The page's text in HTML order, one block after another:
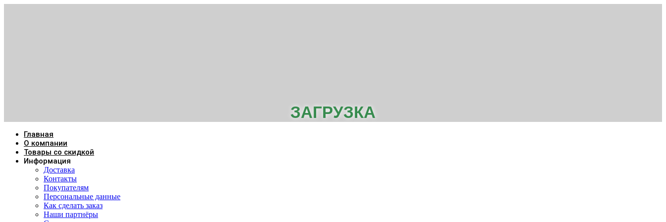
ЗАГРУЗКА
Главная
О компании
Товары со скидкой
Информация
Доставка
Контакты
Покупателям
Персональные данные
Как сделать заказ
Наши партнёры